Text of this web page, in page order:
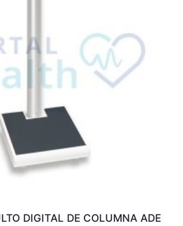
DIGITAL DE COLUMNA ADE